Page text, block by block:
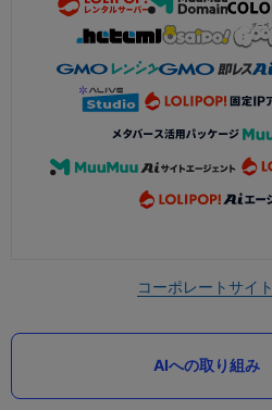
コーポレートサイト
AIへの取り組み